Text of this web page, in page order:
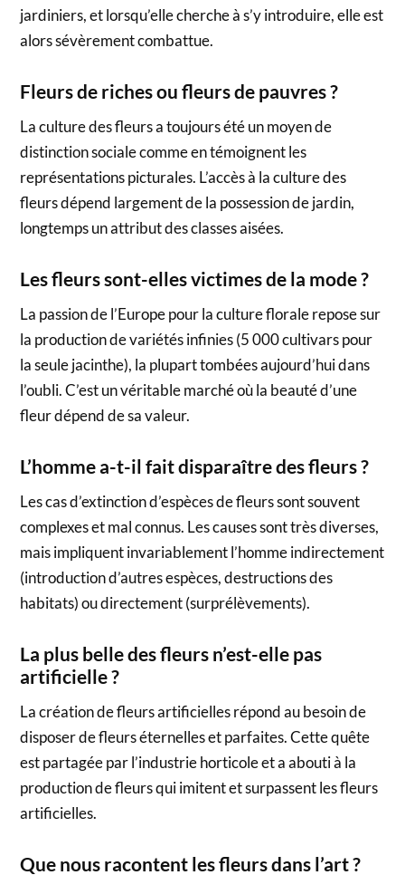
jardiniers, et lorsqu’elle cherche à s’y introduire, elle est
alors sévèrement combattue.
Fleurs de riches ou fleurs de pauvres ?
La culture des fleurs a toujours été un moyen de
distinction sociale comme en témoignent les
représentations picturales. L’accès à la culture des
fleurs dépend largement de la possession de jardin,
longtemps un attribut des classes aisées.
Les fleurs sont-elles victimes de la mode ?
La passion de l’Europe pour la culture florale repose sur
la production de variétés infinies (5 000 cultivars pour
la seule jacinthe), la plupart tombées aujourd’hui dans
l’oubli. C’est un véritable marché où la beauté d’une
fleur dépend de sa valeur.
L’homme a-t-il fait disparaître des fleurs ?
Les cas d’extinction d’espèces de fleurs sont souvent
complexes et mal connus. Les causes sont très diverses,
mais impliquent invariablement l’homme indirectement
(introduction d’autres espèces, destructions des
habitats) ou directement (surprélèvements).
La plus belle des fleurs n’est-elle pas
artificielle ?
La création de fleurs artificielles répond au besoin de
disposer de fleurs éternelles et parfaites. Cette quête
est partagée par l’industrie horticole et a abouti à la
production de fleurs qui imitent et surpassent les fleurs
artificielles.
Que nous racontent les fleurs dans l’art ?